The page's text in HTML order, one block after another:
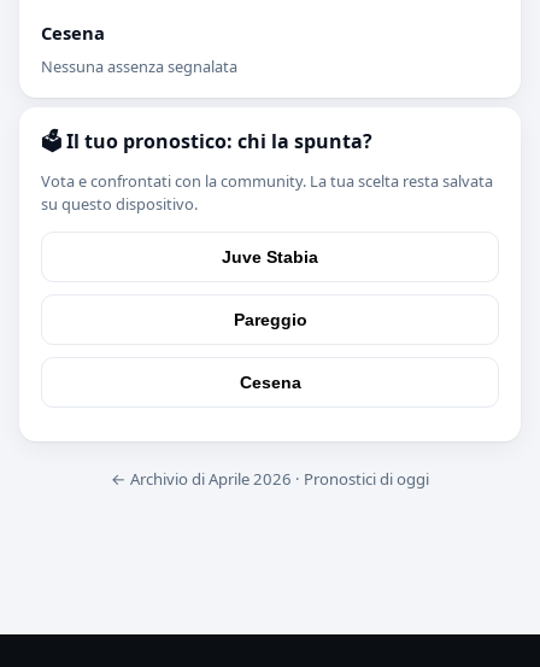
Cesena
Nessuna assenza segnalata
🗳️ Il tuo pronostico: chi la spunta?
Vota e confrontati con la community. La tua scelta resta salvata
su questo dispositivo.
Juve Stabia
Pareggio
Cesena
← Archivio di Aprile 2026 · Pronostici di oggi